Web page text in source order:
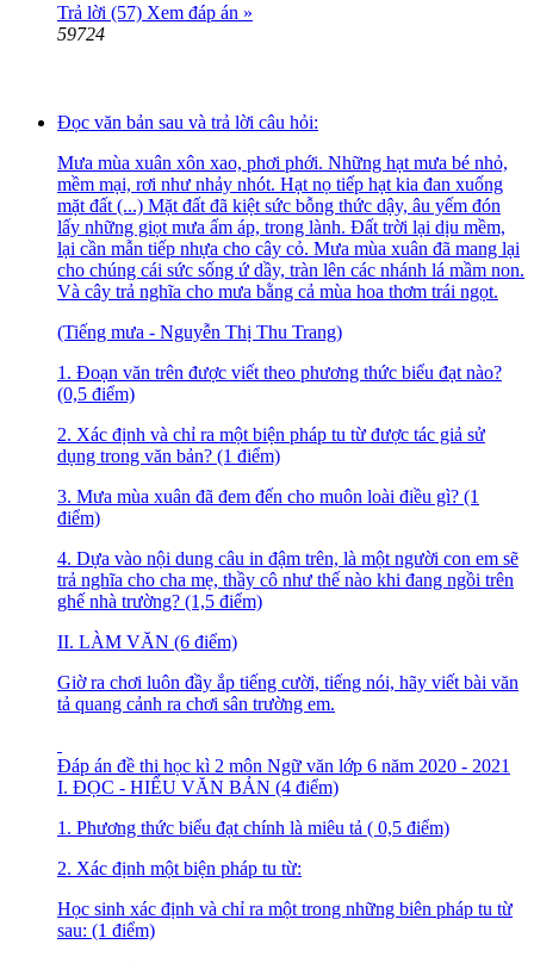
Trả lời (57) Xem đáp án »
59724
Đọc văn bản sau và trả lời câu hỏi:
Mưa mùa xuân xôn xao, phơi phới. Những hạt mưa bé nhỏ,
mềm mại, rơi như nhảy nhót. Hạt nọ tiếp hạt kia đan xuống
mặt đất (...) Mặt đất đã kiệt sức bỗng thức dậy, âu yếm đón
lấy những giọt mưa ấm áp, trong lành. Đất trời lại dịu mềm,
lại cần mẫn tiếp nhựa cho cây cỏ. Mưa mùa xuân đã mang lại
cho chúng cái sức sống ứ dầy, tràn lên các nhánh lá mầm non.
Và cây trả nghĩa cho mưa bằng cả mùa hoa thơm trái ngọt.
(Tiếng mưa - Nguyễn Thị Thu Trang)
1. Đoạn văn trên được viết theo phương thức biểu đạt nào?
(0,5 điểm)
2. Xác định và chỉ ra một biện pháp tu từ được tác giả sử
dụng trong văn bản? (1 điểm)
3. Mưa mùa xuân đã đem đến cho muôn loài điều gì? (1
điểm)
4. Dựa vào nội dung câu in đậm trên, là một người con em sẽ
trả nghĩa cho cha mẹ, thầy cô như thế nào khi đang ngồi trên
ghế nhà trường? (1,5 điểm)
II. LÀM VĂN (6 điểm)
Giờ ra chơi luôn đầy ắp tiếng cười, tiếng nói, hãy viết bài văn
tả quang cảnh ra chơi sân trường em.
Đáp án đề thi học kì 2 môn Ngữ văn lớp 6 năm 2020 - 2021
I. ĐỌC - HIỂU VĂN BẢN (4 điểm)
1. Phương thức biểu đạt chính là miêu tả ( 0,5 điểm)
2. Xác định một biện pháp tu từ:
Học sinh xác định và chỉ ra một trong những biên pháp tu từ
sau: (1 điểm)